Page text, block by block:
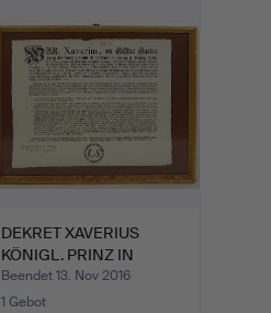
DEKRET XAVERIUS
KÖNIGL. PRINZ IN
POLEN, Dr…
Beendet 13. Nov 2016
1 Gebot